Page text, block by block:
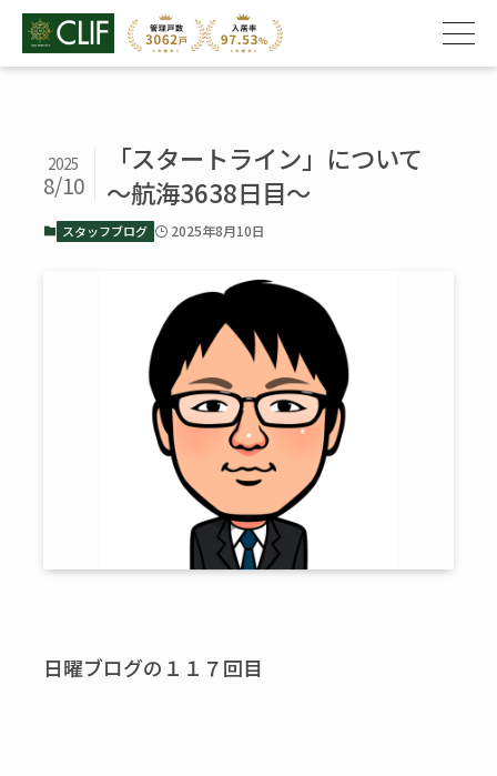
「スタートライン」について
～航海3638日目～
2025
8/10
スタッフブログ 2025年8月10日
日曜ブログの１１７回目